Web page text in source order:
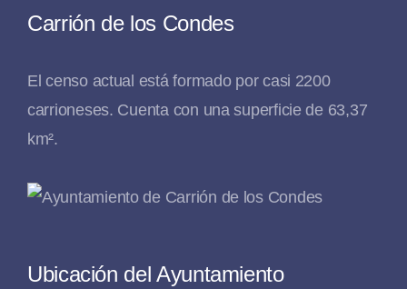
Carrión de los Condes
El censo actual está formado por casi 2200
carrioneses. Cuenta con una superficie de 63,37
km².
Ubicación del Ayuntamiento